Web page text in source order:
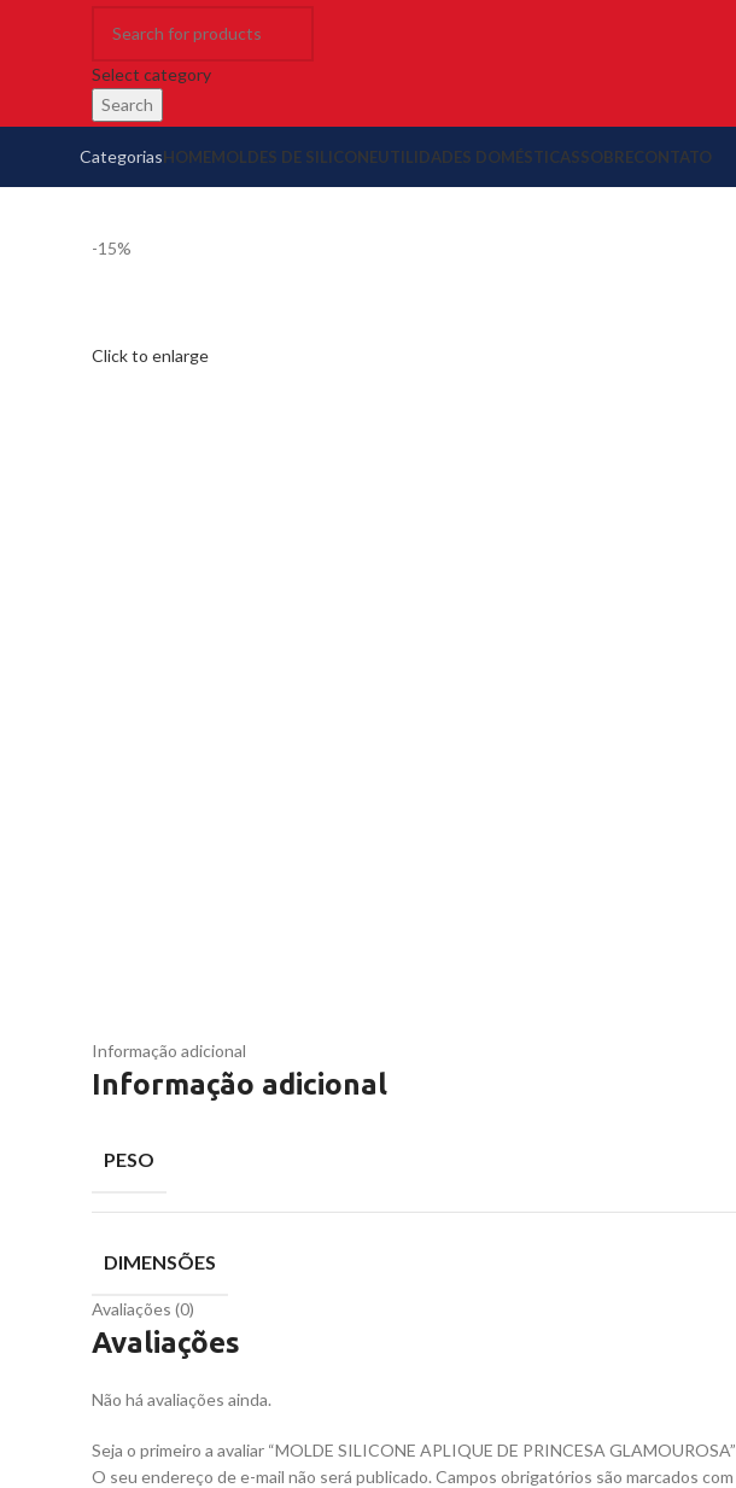
Select category
Search
CategoriasHOMEMOLDES DE SILICONEUTILIDADES DOMÉSTICASSOBRECONTATO
-15%
Click to enlarge
Informação adicional
Informação adicional
PESO
DIMENSÕES
Avaliações (0)
Avaliações
Não há avaliações ainda.
Seja o primeiro a avaliar “MOLDE SILICONE APLIQUE DE PRINCESA GLAMOUROSA”
O seu endereço de e-mail não será publicado. Campos obrigatórios são marcados com